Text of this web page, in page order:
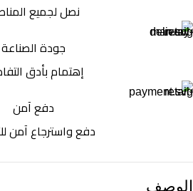
نصل لجميع
جودة الصناعة
إهتمام بأدق
دفع آمن
دفع واسترجاع آمن
الوصف